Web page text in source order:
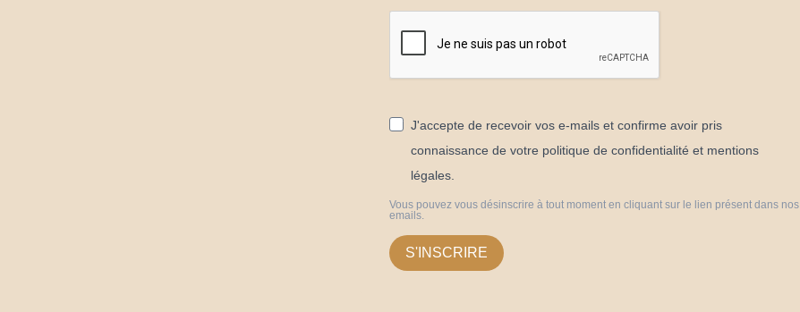
J'accepte de recevoir vos e-mails et confirme avoir pris
connaissance de votre politique de confidentialité et mentions
légales.
Vous pouvez vous désinscrire à tout moment en cliquant sur le lien présent dans nos
emails.
S'INSCRIRE